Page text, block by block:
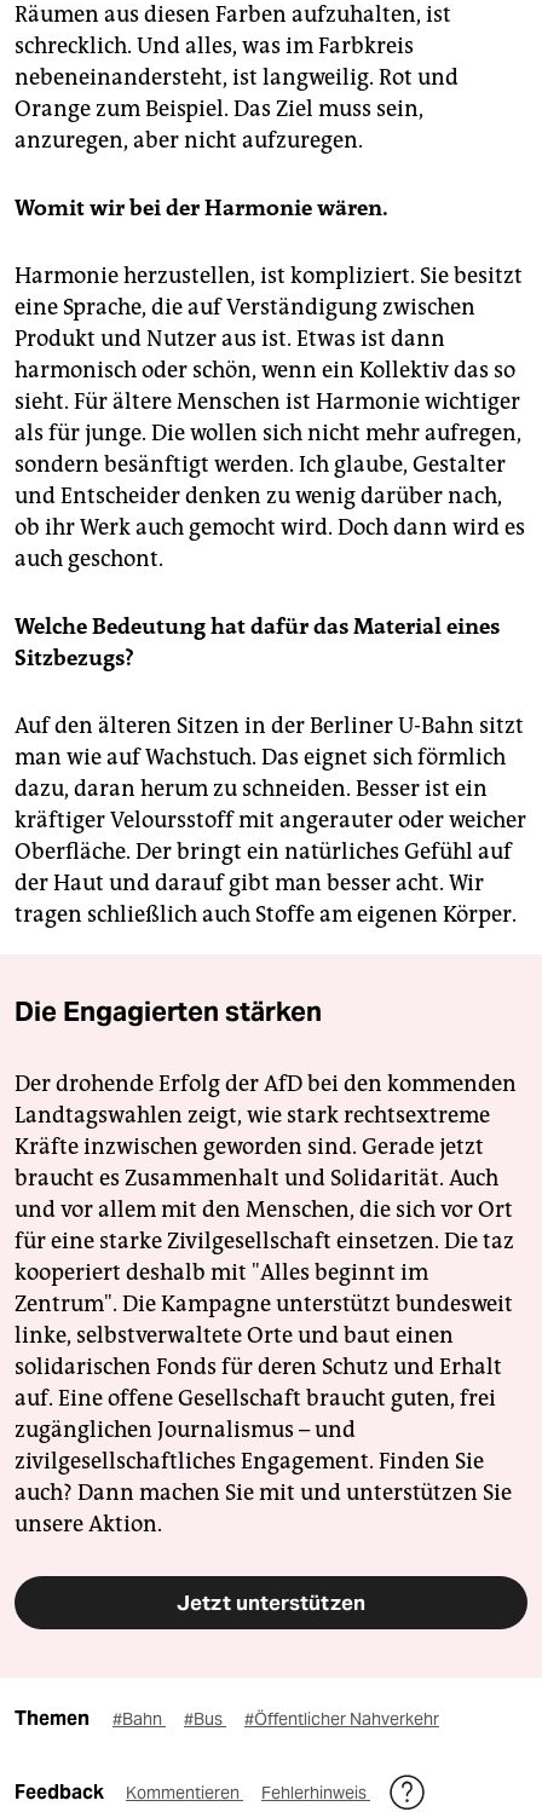
Räumen aus diesen Farben aufzuhalten, ist
schrecklich. Und alles, was im Farbkreis
nebeneinandersteht, ist langweilig. Rot und
Orange zum Beispiel. Das Ziel muss sein,
anzuregen, aber nicht aufzuregen.
Womit wir bei der Harmonie wären.
Harmonie herzustellen, ist kompliziert. Sie besitzt
eine Sprache, die auf Verständigung zwischen
Produkt und Nutzer aus ist. Etwas ist dann
harmonisch oder schön, wenn ein Kollektiv das so
sieht. Für ältere Menschen ist Harmonie wichtiger
als für junge. Die wollen sich nicht mehr aufregen,
sondern besänftigt werden. Ich glaube, Gestalter
und Entscheider denken zu wenig darüber nach,
ob ihr Werk auch gemocht wird. Doch dann wird es
auch geschont.
Welche Bedeutung hat dafür das Material eines
Sitzbezugs?
Auf den älteren Sitzen in der Berliner U-Bahn sitzt
man wie auf Wachstuch. Das eignet sich förmlich
dazu, daran herum zu schneiden. Besser ist ein
kräftiger Veloursstoff mit angerauter oder weicher
Oberfläche. Der bringt ein natürliches Gefühl auf
der Haut und darauf gibt man besser acht. Wir
tragen schließlich auch Stoffe am eigenen Körper.
Die Engagierten stärken
Der drohende Erfolg der AfD bei den kommenden
Landtagswahlen zeigt, wie stark rechtsextreme
Kräfte inzwischen geworden sind. Gerade jetzt
braucht es Zusammenhalt und Solidarität. Auch
und vor allem mit den Menschen, die sich vor Ort
für eine starke Zivilgesellschaft einsetzen. Die taz
kooperiert deshalb mit "Alles beginnt im
Zentrum". Die Kampagne unterstützt bundesweit
linke, selbstverwaltete Orte und baut einen
solidarischen Fonds für deren Schutz und Erhalt
auf. Eine offene Gesellschaft braucht guten, frei
zugänglichen Journalismus – und
zivilgesellschaftliches Engagement. Finden Sie
auch? Dann machen Sie mit und unterstützen Sie
unsere Aktion.
Jetzt unterstützen
Themen #Bahn #Bus #Öffentlicher Nahverkehr
Feedback Kommentieren Fehlerhinweis